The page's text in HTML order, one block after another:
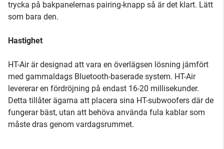
trycka på bakpanelernas pairing-knapp så är det klart. Lätt
som bara den.
Hastighet
HT-Air är designad att vara en överlägsen lösning jämfört
med gammaldags Bluetooth-baserade system. HT-Air
levererar en fördröjning på endast 16-20 millisekunder.
Detta tillåter ägarna att placera sina HT-subwoofers där de
fungerar bäst, utan att behöva använda fula kablar som
måste dras genom vardagsrummet.